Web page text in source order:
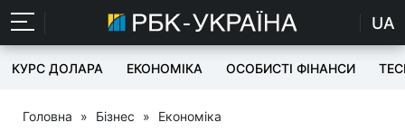
UA
КУРС ДОЛАРА ЕКОНОМІКА ОСОБИСТІ ФІНАНСИ
Головна » Бізнес » Економіка